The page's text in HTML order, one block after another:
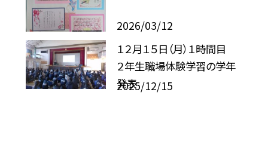
2026/03/12
１２月１５日（月）１時間目
２年生職場体験学習の学年
発表
2025/12/15